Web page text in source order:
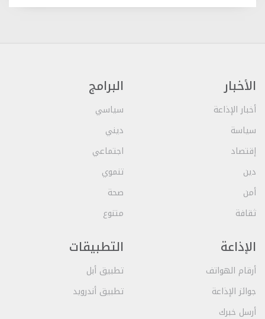
الأخبار
أخبار الإذاعة
سياسة
إقتصاد
دين
أمن
ثقافة
البرامج
سياسي
ديني
اجتماعي
تنموي
صحة
متنوع
الإذاعة
أرقام الهواتف
جوائز الإذاعة
أرسل خبرك
التطبيقات
تطبيق أبل
تطبيق أندرويد